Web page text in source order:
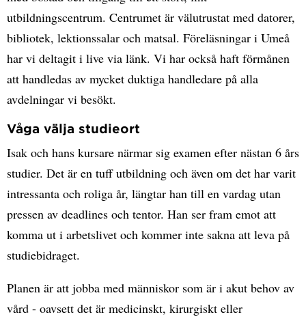
utbildningscentrum. Centrumet är välutrustat med datorer,
bibliotek, lektionssalar och matsal. Föreläsningar i Umeå
har vi deltagit i live via länk. Vi har också haft förmånen
att handledas av mycket duktiga handledare på alla
avdelningar vi besökt.
Våga välja studieort
Isak och hans kursare närmar sig examen efter nästan 6 års
studier. Det är en tuff utbildning och även om det har varit
intressanta och roliga år, längtar han till en vardag utan
pressen av deadlines och tentor. Han ser fram emot att
komma ut i arbetslivet och kommer inte sakna att leva på
studiebidraget.
Planen är att jobba med människor som är i akut behov av
vård - oavsett det är medicinskt, kirurgiskt eller